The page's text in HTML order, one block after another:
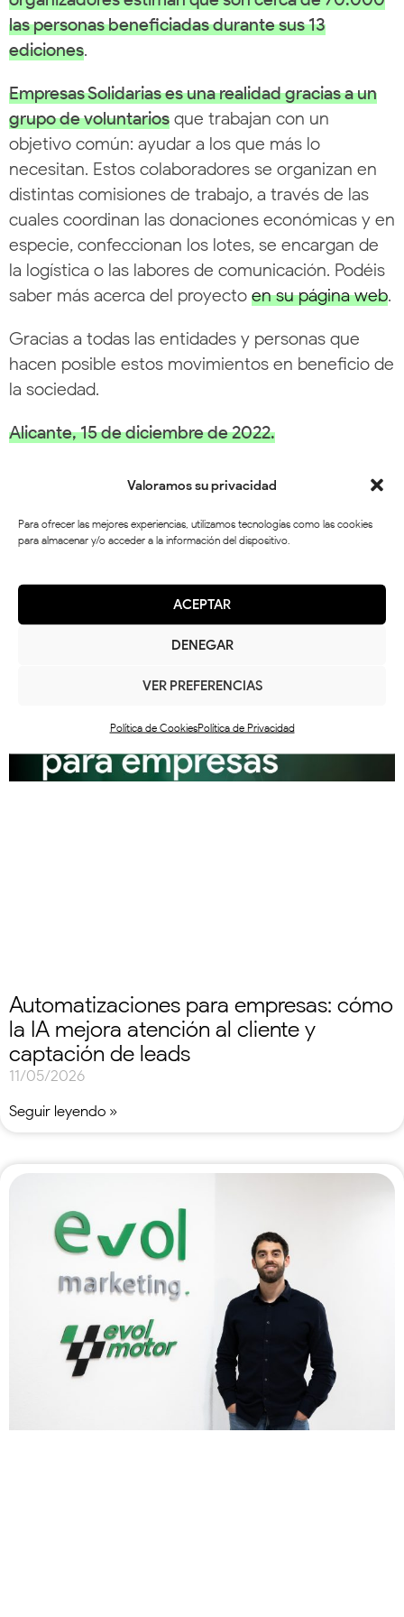
Valoramos su privacidad
Para ofrecer las mejores experiencias, utilizamos tecnologías como las cookies
para almacenar y/o acceder a la información del dispositivo.
ACEPTAR
DENEGAR
VER PREFERENCIAS
Política de CookiesPolítica de Privacidad
las personas beneficiadas durante sus 13
ediciones.
Empresas Solidarias es una realidad gracias a un
grupo de voluntarios que trabajan con un
objetivo común: ayudar a los que más lo
necesitan. Estos colaboradores se organizan en
distintas comisiones de trabajo, a través de las
cuales coordinan las donaciones económicas y en
especie, confeccionan los lotes, se encargan de
la logística o las labores de comunicación. Podéis
saber más acerca del proyecto en su página web.
Gracias a todas las entidades y personas que
hacen posible estos movimientos en beneficio de
la sociedad.
Alicante, 15 de diciembre de 2022.
Artículos relacionados
Automatizaciones para empresas: cómo
la IA mejora atención al cliente y
captación de leads
11/05/2026
Seguir leyendo »